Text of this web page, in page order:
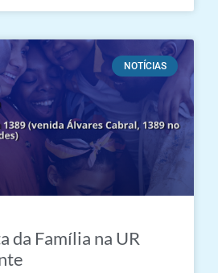
NOTÍCIAS
da Família na UR